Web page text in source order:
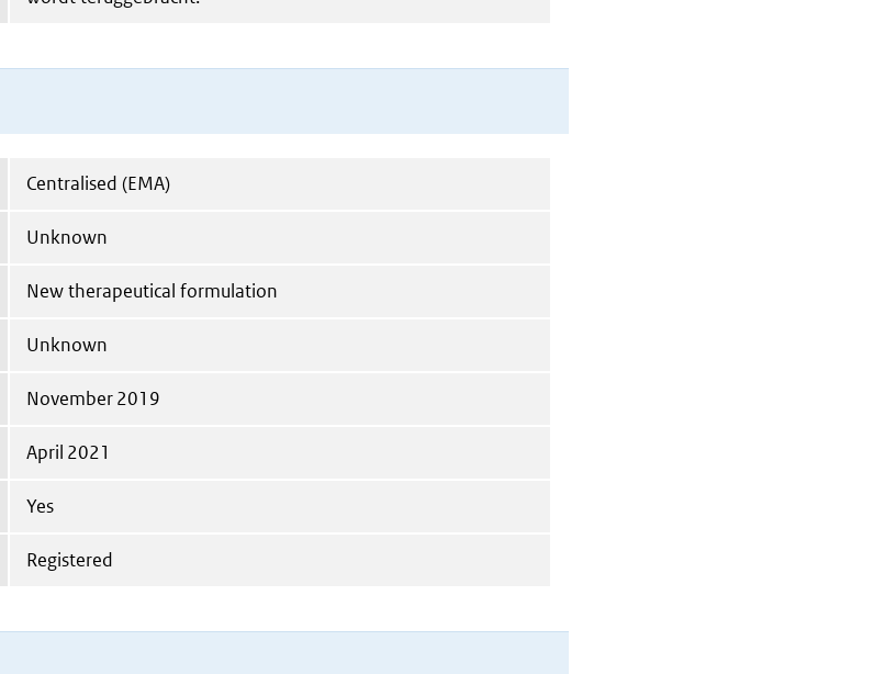
Centralised (EMA)
Unknown
New therapeutical formulation
Unknown
November 2019
April 2021
Yes
Registered